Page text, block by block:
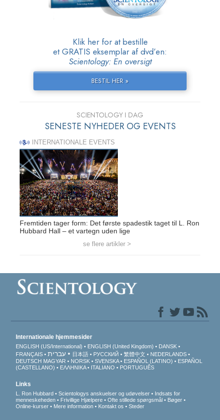
Klik her for at bestille
et GRATIS eksemplar af dvd’en:
Scientology: En oversigt
BESTIL HER »
SCIENTOLOGY I DAG
SENESTE NYHEDER OG EVENTS
INTERNATIONALE EVENTS
Fremtiden tager form: Det første spadestik taget til L. Ron
Hubbard Hall – et vartegn uden lige
se flere artikler >
Internationale hjemmesider
ENGLISH (US/International) ENGLISH (United Kingdom)
DANSK
FRANÇAIS
עברית 日本語 РУССКИЙ 繁體中文
NEDERLANDS
DEUTSCH MAGYAR NORSK SVENSKA ESPAÑOL (LATINO)
ESPAÑOL
(CASTELLANO)
ΕΛΛΗΝΙΚA ITALIANO PORTUGUÊS
Links
L. Ron Hubbard Scientologys anskuelser og udøvelser
Indsats for
menneskeheden
Frivillige Hjælpere Ofte stillede spørgsmål
Bøger
Online-kurser
Mere information Kontakt os Steder